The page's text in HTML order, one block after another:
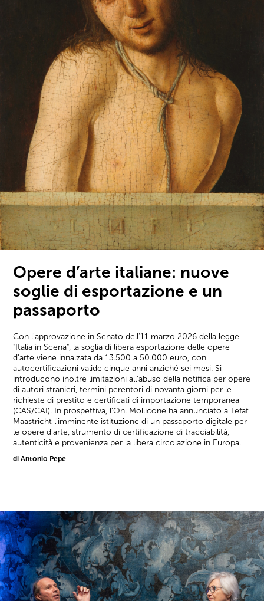
Opere d’arte italiane: nuove
soglie di esportazione e un
passaporto
Con l'approvazione in Senato dell'11 marzo 2026 della legge
"Italia in Scena", la soglia di libera esportazione delle opere
d'arte viene innalzata da 13.500 a 50.000 euro, con
autocertificazioni valide cinque anni anziché sei mesi. Si
introducono inoltre limitazioni all'abuso della notifica per opere
di autori stranieri, termini perentori di novanta giorni per le
richieste di prestito e certificati di importazione temporanea
(CAS/CAI). In prospettiva, l'On. Mollicone ha annunciato a Tefaf
Maastricht l'imminente istituzione di un passaporto digitale per
le opere d'arte, strumento di certificazione di tracciabilità,
autenticità e provenienza per la libera circolazione in Europa.
di Antonio Pepe